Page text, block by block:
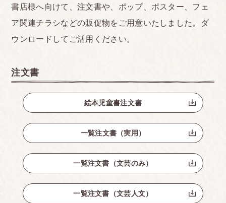
書店様へ向けて、注文書や、ポップ、ポスター、フェ
ア関連チラシなどの販促物をご用意いたしました。ダ
ウンロードしてご活用ください。
注文書
絵本児童書注文書
一覧注文書（実用）
一覧注文書（文芸のみ）
一覧注文書（文芸人文）